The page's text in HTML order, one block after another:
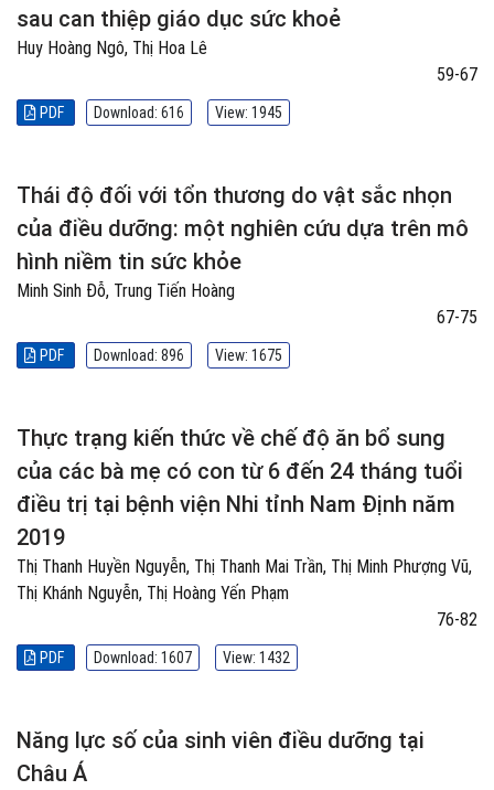
sau can thiệp giáo dục sức khoẻ
Huy Hoàng Ngô, Thị Hoa Lê
59-67
PDF Download: 616 View: 1945
Thái độ đối với tổn thương do vật sắc nhọn
của điều dưỡng: một nghiên cứu dựa trên mô
hình niềm tin sức khỏe
Minh Sinh Đỗ, Trung Tiến Hoàng
67-75
PDF Download: 896 View: 1675
Thực trạng kiến thức về chế độ ăn bổ sung
của các bà mẹ có con từ 6 đến 24 tháng tuổi
điều trị tại bệnh viện Nhi tỉnh Nam Định năm
2019
Thị Thanh Huyền Nguyễn, Thị Thanh Mai Trần, Thị Minh Phượng Vũ,
Thị Khánh Nguyễn, Thị Hoàng Yến Phạm
76-82
PDF Download: 1607 View: 1432
Năng lực số của sinh viên điều dưỡng tại
Châu Á